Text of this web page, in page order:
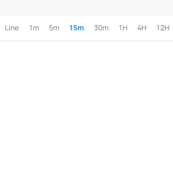
Line 1m 5m 15m 30m 1H 4H 12H